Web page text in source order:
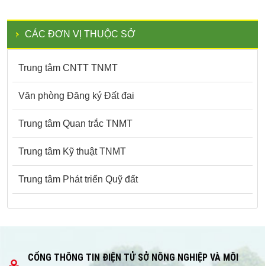
CÁC ĐƠN VỊ THUỘC SỞ
Trung tâm CNTT TNMT
Văn phòng Đăng ký Đất đai
Trung tâm Quan trắc TNMT
Trung tâm Kỹ thuật TNMT
Trung tâm Phát triển Quỹ đất
CỔNG THÔNG TIN ĐIỆN TỬ SỞ NÔNG NGHIỆP VÀ MÔI